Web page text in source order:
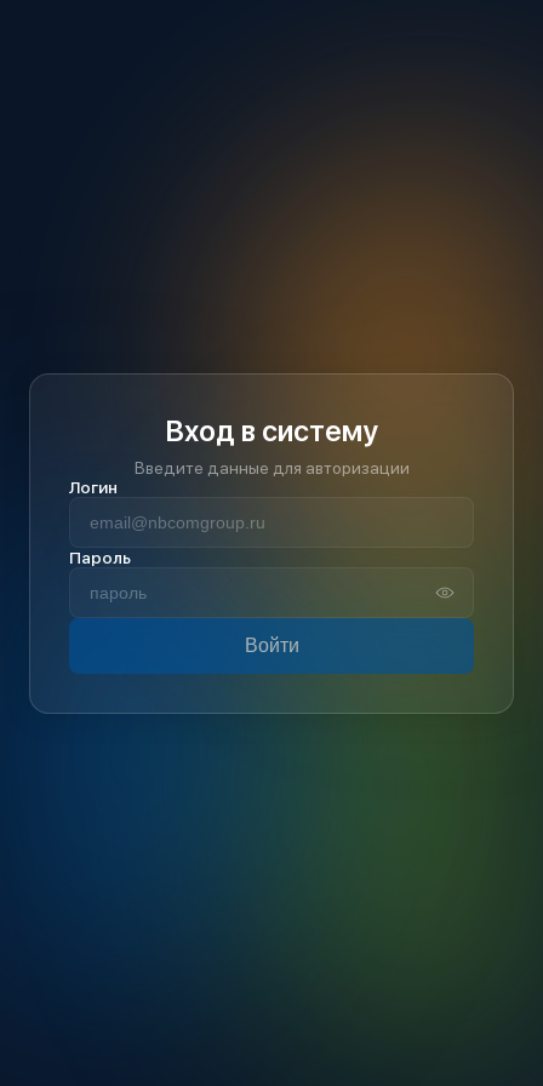
Вход в систему
Введите данные для авторизации
Логин
Пароль
Войти